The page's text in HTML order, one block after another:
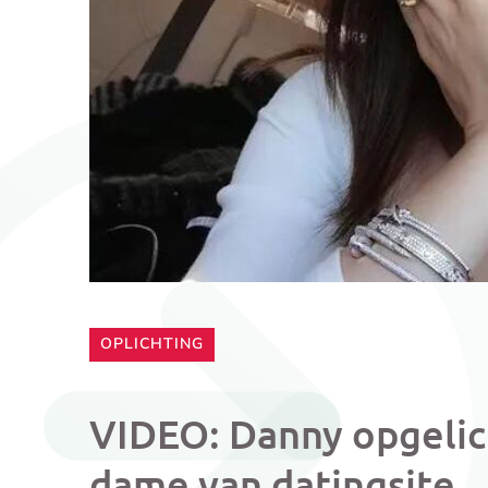
CATEGORIE:
OPLICHTING
VIDEO: Danny